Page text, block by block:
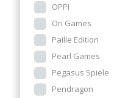
OPPI
Ori Games
Paille Edition
Pearl Games
Pegasus Spiele
Pendragon